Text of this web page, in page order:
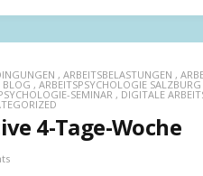
, ARBEITSBELASTUNGEN ,
BLOG , ARBEITSPSYCHOLOGIE SALZBURG
SEMINAR , DIGITALE
4-Tage-Woche